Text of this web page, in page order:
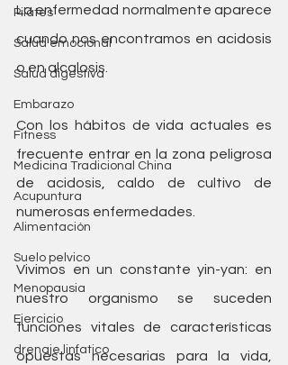
Pilates
Salud emocional
Salud digestiva
Embarazo
Fitness
Medicina Tradicional China
Acupuntura
Alimentación
Suelo pelvico
Menopausia
Ejercicio
drenaje linfatico
La enfermedad normalmente aparece
cuando nos encontramos en acidosis
o en alcalosis.
Con los hábitos de vida actuales es
frecuente entrar en la zona peligrosa
de acidosis, caldo de cultivo de
numerosas enfermedades.
Vivimos en un constante yin-yan: en
nuestro organismo se suceden
funciones vitales de características
opuestas necesarias para la vida,